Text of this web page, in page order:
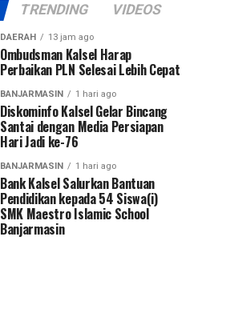
TRENDING VIDEOS
DAERAH 13 jam ago
Ombudsman Kalsel Harap
Perbaikan PLN Selesai Lebih Cepat
BANJARMASIN 1 hari ago
Diskominfo Kalsel Gelar Bincang
Santai dengan Media Persiapan
Hari Jadi ke-76
BANJARMASIN 1 hari ago
Bank Kalsel Salurkan Bantuan
Pendidikan kepada 54 Siswa(i)
SMK Maestro Islamic School
Banjarmasin